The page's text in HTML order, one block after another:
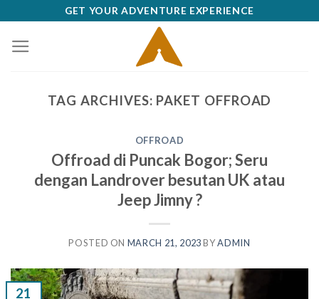
content
GET YOUR ADVENTURE EXPERIENCE
TAG ARCHIVES: PAKET OFFROAD
OFFROAD
Offroad di Puncak Bogor; Seru
dengan Landrover besutan UK atau
Jeep Jimny ?
POSTED ON MARCH 21, 2023 BYADMIN
21